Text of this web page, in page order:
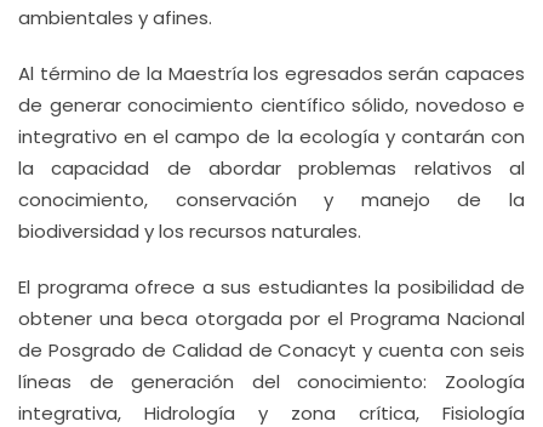
ambientales y afines.
Al término de la Maestría los egresados serán capaces
de generar conocimiento científico sólido, novedoso e
integrativo en el campo de la ecología y contarán con
la capacidad de abordar problemas relativos al
conocimiento, conservación y manejo de la
biodiversidad y los recursos naturales.
El programa ofrece a sus estudiantes la posibilidad de
obtener una beca otorgada por el Programa Nacional
de Posgrado de Calidad de Conacyt y cuenta con seis
líneas de generación del conocimiento: Zoología
integrativa, Hidrología y zona crítica, Fisiología